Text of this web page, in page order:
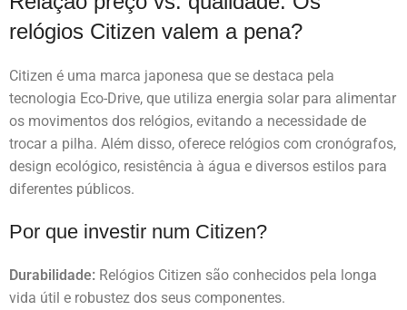
relógios Citizen valem a pena?
Citizen é uma marca japonesa que se destaca pela
tecnologia Eco-Drive, que utiliza energia solar para alimentar
os movimentos dos relógios, evitando a necessidade de
trocar a pilha. Além disso, oferece relógios com cronógrafos,
design ecológico, resistência à água e diversos estilos para
diferentes públicos.
Por que investir num Citizen?
Durabilidade: Relógios Citizen são conhecidos pela longa
vida útil e robustez dos seus componentes.